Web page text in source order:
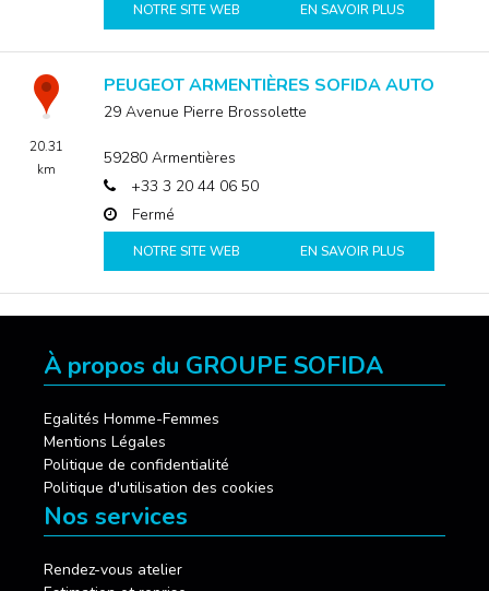
EN SAVOIR PLUS
NOTRE SITE WEB
20.31
km
PEUGEOT ARMENTIÈRES SOFIDA AUTO
29 Avenue Pierre Brossolette
59280 Armentières
+33 3 20 44 06 50
Fermé
EN SAVOIR PLUS
NOTRE SITE WEB
À propos du GROUPE SOFIDA
Egalités Homme-Femmes
Mentions Légales
Politique de confidentialité
Politique d'utilisation des cookies
Nos services
Rendez-vous atelier